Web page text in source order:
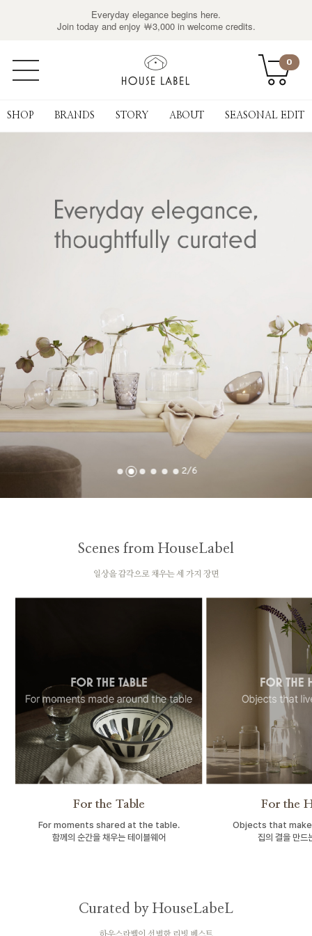
Everyday elegance begins here.
Join today and enjoy ￦3,000 in welcome credits.
0
SHOP BRANDS STORY ABOUT SEASONAL EDIT
2/6
Scenes from HouseLabel
일상을 감각으로 채우는 세 가지 장면
For the Table
For moments shared at the table.
함께의 순간을 채우는 테이블웨어
For the
Objects that
집의 결을 만드
Curated by HouseLabeL
하우스라벨이 선별한 리빙 베스트